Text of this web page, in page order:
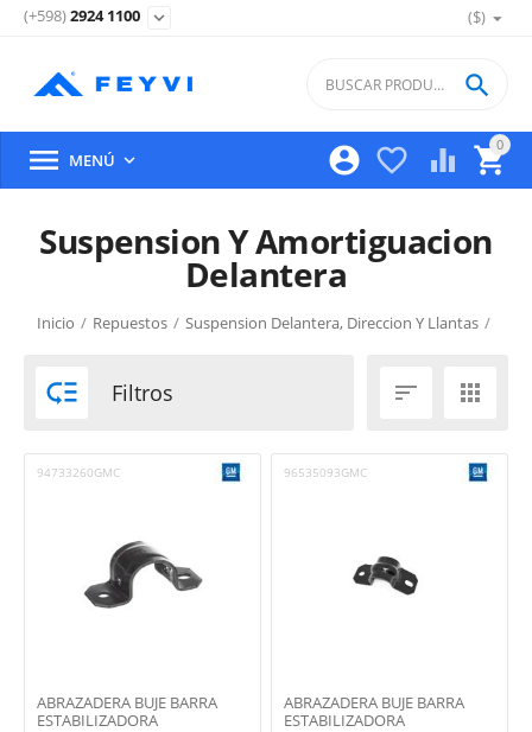
($)
(+598)2924 1100 expand_more
0

 


 MENÚ 
Suspension Y Amortiguacion
Delantera
Inicio / Repuestos / Suspension Delantera, Direccion Y Llantas /
 Filtros  
94733260GMC
ABRAZADERA BUJE BARRA
ESTABILIZADORA
96535093GMC
ABRAZADERA BUJE BARRA
ESTABILIZADORA